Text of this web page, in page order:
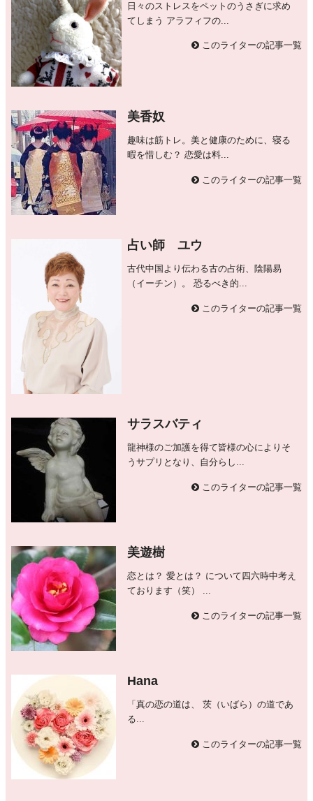
日々のストレスをペットのうさぎに求め
てしまう アラフィフの...
このライターの記事一覧
美香奴
趣味は筋トレ。美と健康のために、寝る
暇を惜しむ？ 恋愛は料...
このライターの記事一覧
占い師 ユウ
古代中国より伝わる古の占術、陰陽易
（イーチン）。 恐るべき的...
このライターの記事一覧
サラスバティ
龍神様のご加護を得て皆様の心によりそ
うサプリとなり、自分らし...
このライターの記事一覧
美遊樹
恋とは？ 愛とは？ について四六時中考え
ております（笑） ...
このライターの記事一覧
Hana
「真の恋の道は、 茨（いばら）の道であ
る...
このライターの記事一覧